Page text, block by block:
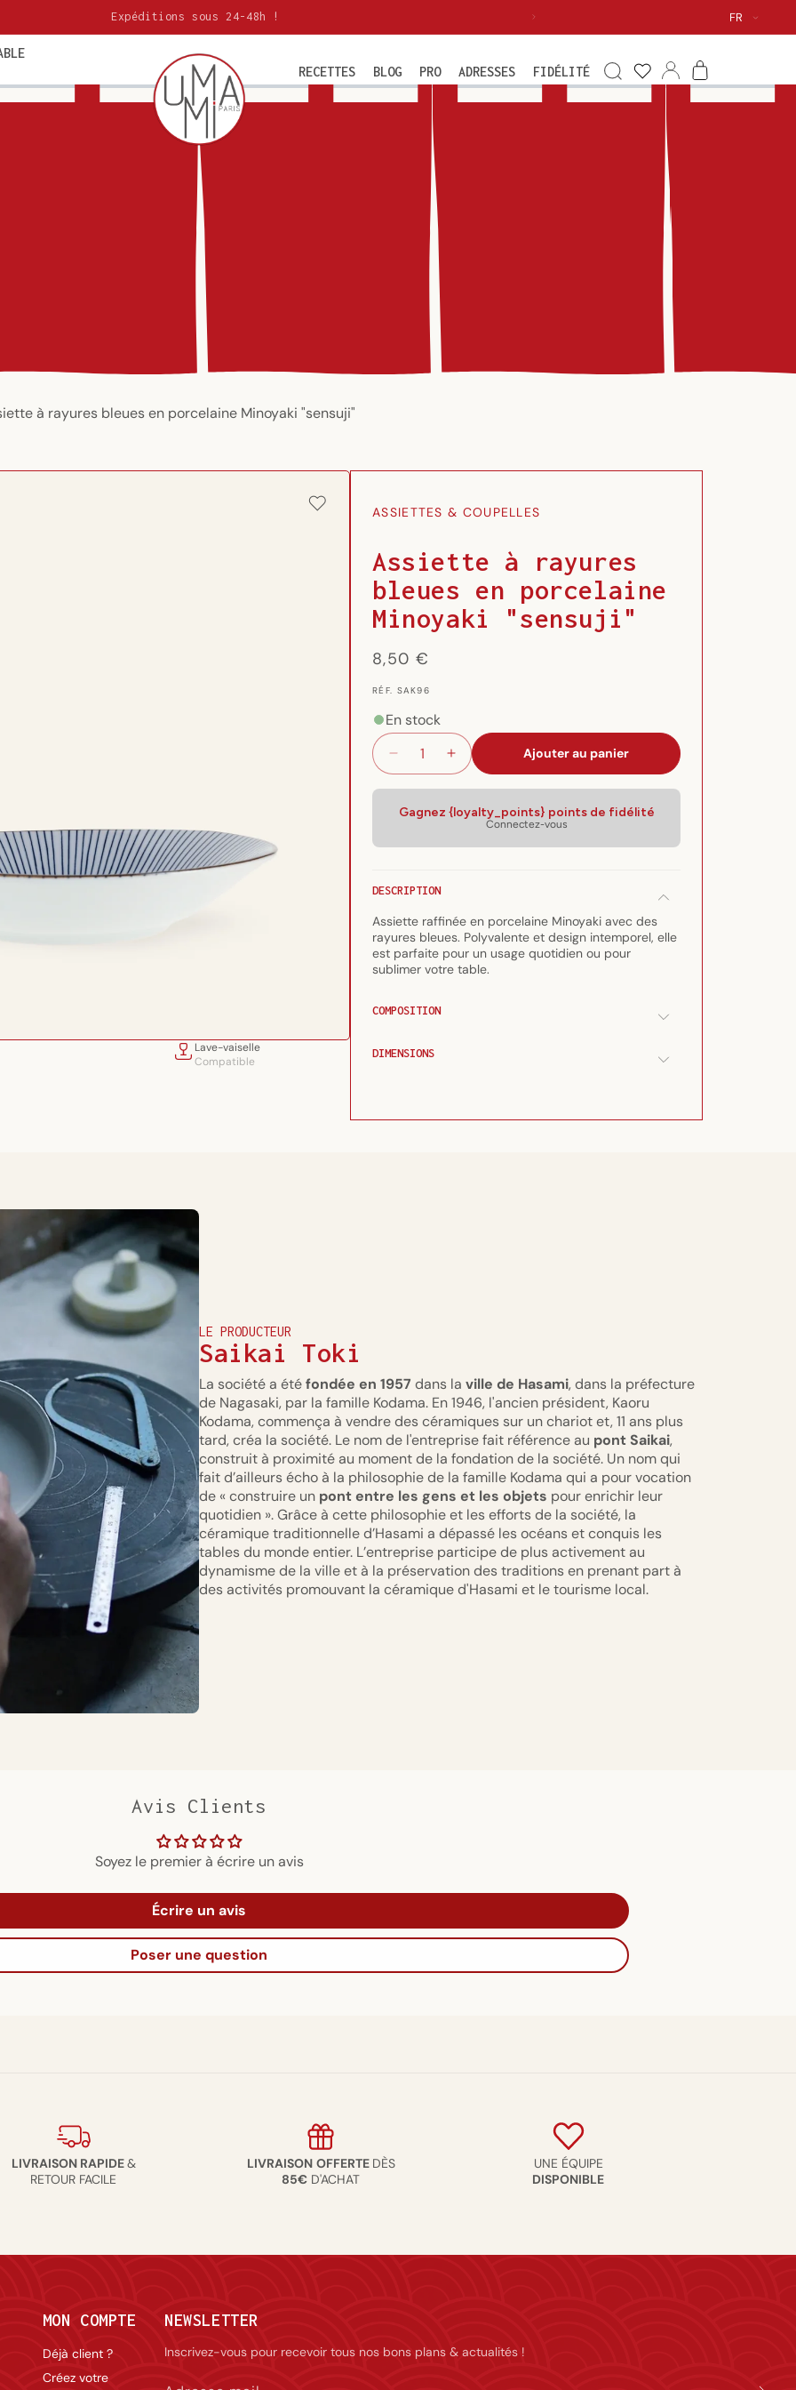
Expéditions sous 24-48h ! FR
RECETTES BLOG PRO ADRESSES FIDÉLITÉ
ma
wishlist
ConnexionPanier
à rayures bleues en porcelaine Minoyaki "sensuji"
Lave-vaiselle
Compatible
ASSIETTES & COUPELLES
Assiette à rayures
bleues en porcelaine
Minoyaki "sensuji"
Prix
habituel
8,50 €
RÉF.
}}:
RÉF. SAK96
En stock
Réduire
la
de
bleues
porcelaine
Minoyaki
&quot;sensuji&quot;
Augmenter
la
de
porcelaine
Minoyaki
&quot;sensuji&quot;
Ajouter au panier
Gagnez {loyalty_points} points de fidélité
Connectez-vous
DESCRIPTION
Assiette raffinée en porcelaine Minoyaki avec des
rayures bleues. Polyvalente et design intemporel, elle
est parfaite pour un usage quotidien ou pour
sublimer votre table.
COMPOSITION
DIMENSIONS
LE PRODUCTEUR
Saikai Toki
La société a étéfondée en 1957 dans la ville de Hasami, dans la préfecture
de Nagasaki, par la famille Kodama. En 1946, l'ancien président, Kaoru
Kodama, commença à vendre des céramiques sur un chariot et, 11 ans plus
tard, créa la société. Le nom de l'entreprise fait référence au pont Saikai,
construit à proximité au moment de la fondation de la société. Un nom qui
fait d’ailleurs écho à la philosophie de la famille Kodama qui a pour vocation
de « construire un pont entre les gens et les objets pour enrichir leur
quotidien ». Grâce à cette philosophie et les efforts de la société, la
céramique traditionnelle d’Hasami a dépassé les océans et conquis les
tables du monde entier. L’entreprise participe de plus activement au
dynamisme de la ville et à la préservation des traditions en prenant part à
des activités promouvant la céramique d'Hasami et le tourisme local.
Avis Clients
Soyez le premier à écrire un avis
Écrire un avis
Poser une question
LIVRAISON RAPIDE&
RETOUR FACILE
LIVRAISON OFFERTE DÈS
85€ D'ACHAT
UNE ÉQUIPE
DISPONIBLE
MON COMPTE
Déjà client ?
Créez votre
NEWSLETTER
Inscrivez-vous pour recevoir tous nos bons plans & actualités !